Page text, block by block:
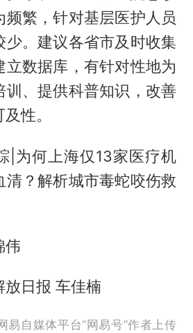
频繁，针对基层医护人员
少。建议各省市及时收集
立数据库，有针对性地为
训、提供科普知识，改善
性。
|为何上海仅13家医疗机
清？解析城市毒蛇咬伤救
伟
放日报 车佳楠
易自媒体平台“网易号”作者上传